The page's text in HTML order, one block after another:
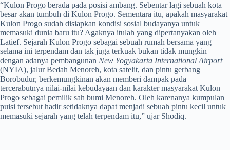
“Kulon Progo berada pada posisi ambang. Sebentar lagi sebuah kota
besar akan tumbuh di Kulon Progo. Sementara itu, apakah masyarakat
Kulon Progo sudah disiapkan kondisi sosial budayanya untuk
memasuki dunia baru itu? Agaknya itulah yang dipertanyakan oleh
Latief. Sejarah Kulon Progo sebagai sebuah rumah bersama yang
selama ini terpendam dan tak juga terkuak bukan tidak mungkin
dengan adanya pembangunan New Yogyakarta International Airport
(NYIA), jalur Bedah Menoreh, kota satelit, dan pintu gerbang
Borobudur, berkemungkinan akan memberi dampak pada
tercerabutnya nilai-nilai kebudayaan dan karakter masyarakat Kulon
Progo sebagai pemilik sah bumi Menoreh. Oleh karenanya kumpulan
puisi tersebut hadir setidaknya dapat menjadi sebuah pintu kecil untuk
memasuki sejarah yang telah terpendam itu,” ujar Shodiq.